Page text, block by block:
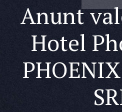
Anunt
Hotel